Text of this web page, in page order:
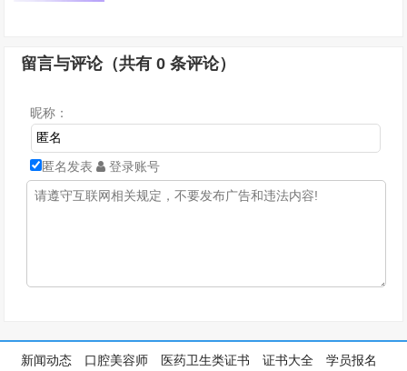
留言与评论（共有0 条评论）
昵称：
匿名发表 登录账号
新闻动态 口腔美容师 医药卫生类证书 证书大全
学员报名